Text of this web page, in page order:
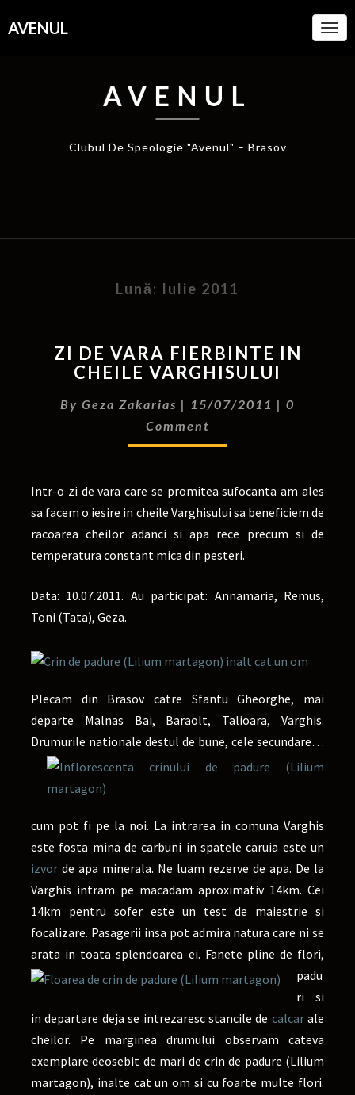
AVENUL
AVENUL
Clubul De Speologie "Avenul" – Brasov
Lună: Iulie 2011
ZI DE VARA FIERBINTE IN
CHEILE VARGHISULUI
By Geza Zakarias | 15/07/2011 | 0
Comment
Intr-o zi de vara care se promitea sufocanta am ales
sa facem o iesire in cheile Varghisului sa beneficiem de
racoarea cheilor adanci si apa rece precum si de
temperatura constant mica din pesteri.
Data: 10.07.2011. Au participat: Annamaria, Remus,
Toni (Tata), Geza.
Plecam din Brasov catre Sfantu Gheorghe, mai
departe Malnas Bai, Baraolt, Talioara, Varghis.
Drumurile nationale destul de bune, cele secundare…
cum pot fi pe la noi. La intrarea in comuna Varghis
este fosta mina de carbuni in spatele caruia este un
izvor de apa minerala. Ne luam rezerve de apa. De la
Varghis intram pe macadam aproximativ 14km. Cei
14km pentru sofer este un test de maiestrie si
focalizare. Pasagerii insa pot admira natura care ni se
arata in toata splendoarea ei. Fanete pline de flori,
padu
ri si
in departare deja se intrezaresc stancile de calcarale
cheilor. Pe marginea drumului observam cateva
exemplare deosebit de mari de crin de padure (Lilium
martagon), inalte cat un om si cu foarte multe flori.